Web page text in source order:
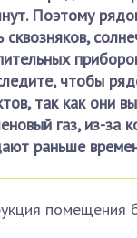
Поэтому
сквозняков,
чтобы
так как они
газ, из-за
раньше
помещения